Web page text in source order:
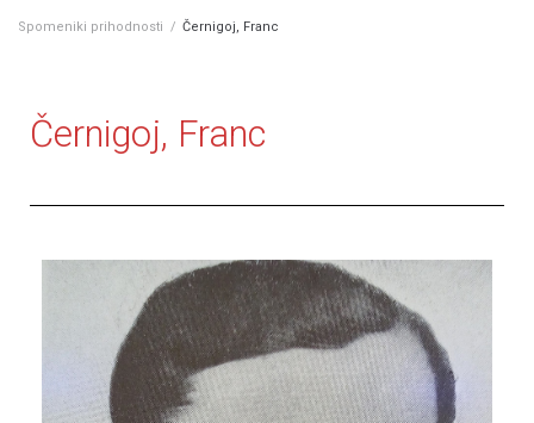
Spomeniki prihodnosti / Černigoj, Franc
Černigoj, Franc